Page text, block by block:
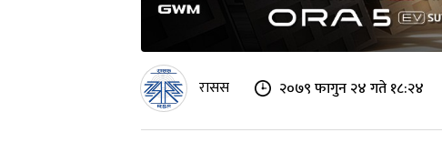
रासस २०७९ फागुन २४ गते १८:२४